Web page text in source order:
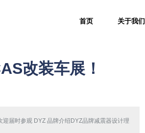
首页 关于我们
改装车展！
届时参观 DYZ 品牌介绍DYZ品牌减震器设计理